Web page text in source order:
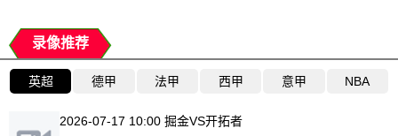
录像推荐
英超 德甲 法甲 西甲 意甲 NBA
2026-07-17 10:00 掘金VS开拓者